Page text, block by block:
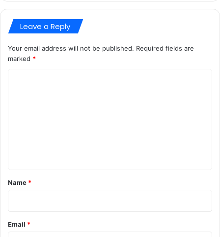
Leave a Reply
Your email address will not be published. Required fields are
marked *
*
Name *
Email *